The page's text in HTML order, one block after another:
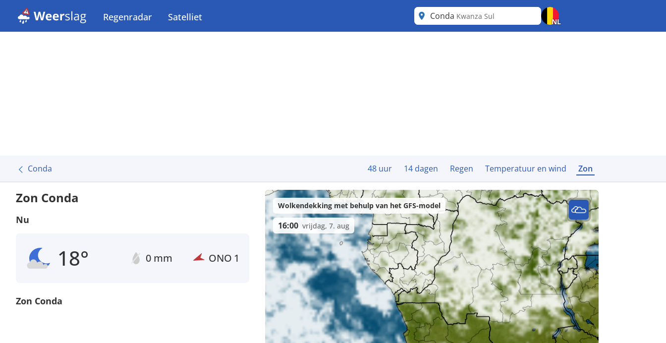
Regenradar Satelliet Conda Kwanza Sul
NL
Conda 48 uur 14 dagen Regen Temperatuur en wind Zon
Zon Conda
Nu
18° 0 mm ONO 1
Zon Conda
Wolkendekking met behulp van het GFS-model
16:00 vrijdag, 7. aug